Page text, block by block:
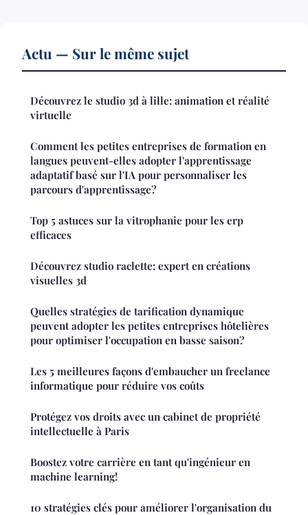
Actu — Sur le même sujet
Découvrez le studio 3d à lille: animation et réalité
virtuelle
Comment les petites entreprises de formation en
langues peuvent-elles adopter l'apprentissage
adaptatif basé sur l'IA pour personnaliser les
parcours d'apprentissage?
Top 5 astuces sur la vitrophanie pour les erp
efficaces
Découvrez studio raclette: expert en créations
visuelles 3d
Quelles stratégies de tarification dynamique
peuvent adopter les petites entreprises hôtelières
pour optimiser l'occupation en basse saison?
Les 5 meilleures façons d'embaucher un freelance
informatique pour réduire vos coûts
Protégez vos droits avec un cabinet de propriété
intellectuelle à Paris
Boostez votre carrière en tant qu'ingénieur en
machine learning!
10 stratégies clés pour améliorer l'organisation du